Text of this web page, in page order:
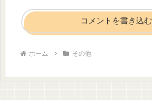
コメントを書き込む
ホーム その他